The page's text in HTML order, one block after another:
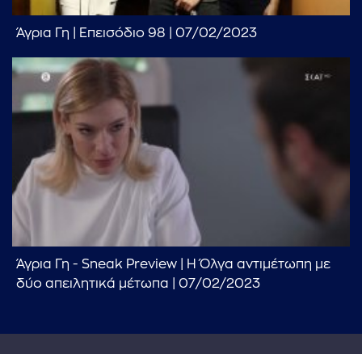
Άγρια Γη | Επεισόδιο 98 | 07/02/2023
Άγρια Γη - Sneak Preview | Η Όλγα αντιμέτωπη με
δύο απειλητικά μέτωπα | 07/02/2023